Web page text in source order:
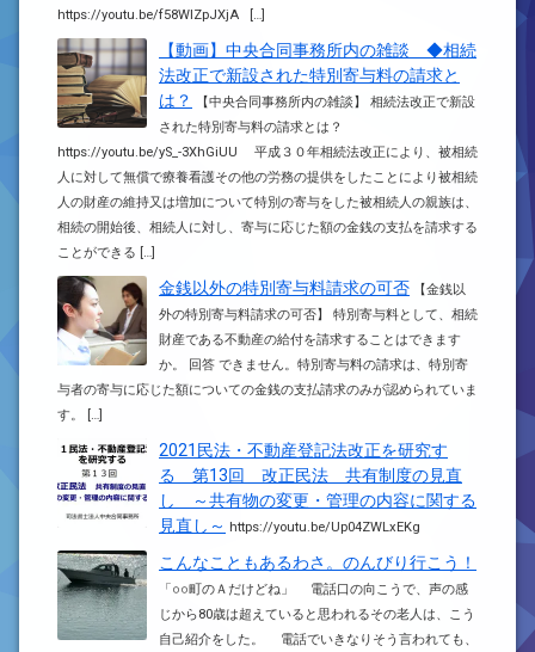
https://youtu.be/f58WlZpJXjA […]
【動画】中央合同事務所内の雑談 ◆相続
法改正で新設された特別寄与料の請求と
は？
【中央合同事務所内の雑談】 相続法改正で新設
された特別寄与料の請求とは？
https://youtu.be/yS_-3XhGiUU 平成３０年相続法改正により、被相続
人に対して無償で療養看護その他の労務の提供をしたことにより被相続
人の財産の維持又は増加について特別の寄与をした被相続人の親族は、
相続の開始後、相続人に対し、寄与に応じた額の金銭の支払を請求する
ことができる […]
金銭以外の特別寄与料請求の可否
【金銭以
外の特別寄与料請求の可否】 特別寄与料として、相続
財産である不動産の給付を請求することはできます
か。 回答 できません。特別寄与料の請求は、特別寄
与者の寄与に応じた額についての金銭の支払請求のみが認められていま
す。 […]
2021民法・不動産登記法改正を研究す
る 第13回 改正民法 共有制度の見直
し ～共有物の変更・管理の内容に関する
見直し～
https://youtu.be/Up04ZWLxEKg
こんなこともあるわさ。のんびり行こう！
「○○町のＡだけどね」 電話口の向こうで、声の感
じから80歳は超えていると思われるその老人は、こう
自己紹介をした。 電話でいきなりそう言われても、